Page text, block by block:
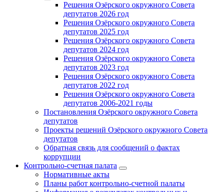
Решения Озёрского окружного Совета
депутатов 2026 год
Решения Озёрского окружного Совета
депутатов 2025 год
Решения Озёрского окружного Совета
депутатов 2024 год
Решения Озёрского окружного Совета
депутатов 2023 год
Решения Озёрского окружного Совета
депутатов 2022 год
Решения Озёрского окружного Совета
депутатов 2006-2021 годы
Постановления Озёрского окружного Совета
депутатов
Проекты решений Озёрского окружного Совета
депутатов
Обратная связь для сообщений о фактах
коррупции
Контрольно-счетная палата
Нормативные акты
Планы работ контрольно-счетной палаты